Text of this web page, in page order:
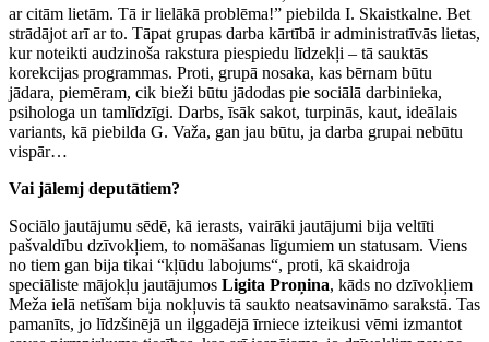
ar citām lietām. Tā ir lielākā problēma!” piebilda I. Skaistkalne. Bet
strādājot arī ar to. Tāpat grupas darba kārtībā ir administratīvās lietas,
kur noteikti audzinoša rakstura piespiedu līdzekļi – tā sauktās
korekcijas programmas. Proti, grupā nosaka, kas bērnam būtu
jādara, piemēram, cik bieži būtu jādodas pie sociālā darbinieka,
psihologa un tamlīdzīgi. Darbs, īsāk sakot, turpinās, kaut, ideālais
variants, kā piebilda G. Važa, gan jau būtu, ja darba grupai nebūtu
vispār…
Vai jālemj deputātiem?
Sociālo jautājumu sēdē, kā ierasts, vairāki jautājumi bija veltīti
pašvaldību dzīvokļiem, to nomāšanas līgumiem un statusam. Viens
no tiem gan bija tikai “kļūdu labojums“, proti, kā skaidroja
speciāliste mājokļu jautājumos Ligita Proņina, kāds no dzīvokļiem
Meža ielā netīšam bija nokļuvis tā saukto neatsavināmo sarakstā. Tas
pamanīts, jo līdzšinējā un ilggadējā īrniece izteikusi vēmi izmantot